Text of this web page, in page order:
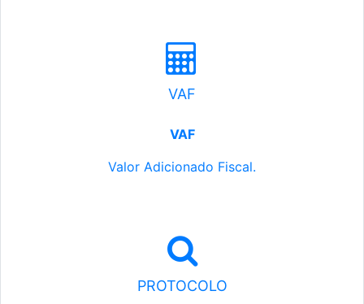
VAF
VAF
Valor Adicionado Fiscal.
PROTOCOLO